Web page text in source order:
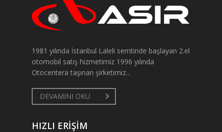
1981 yılında İstanbul Laleli semtinde başlayan 2.el
otomobil satış hizmetimiz 1996 yılında
Otocentera taşınan şirketimiz...
DEVAMINI OKU
HIZLI ERİŞİM